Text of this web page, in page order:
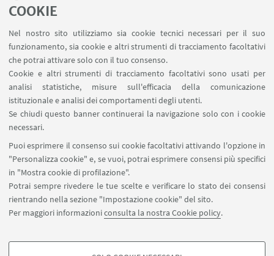
COOKIE
Nel nostro sito utilizziamo sia cookie tecnici necessari per il suo
funzionamento, sia cookie e altri strumenti di tracciamento facoltativi
che potrai attivare solo con il tuo consenso.
Cookie e altri strumenti di tracciamento facoltativi sono usati per
analisi statistiche, misure sull'efficacia della comunicazione
istituzionale e analisi dei comportamenti degli utenti.
Se chiudi questo banner continuerai la navigazione solo con i cookie
necessari.
Puoi esprimere il consenso sui cookie facoltativi attivando l'opzione in
"Personalizza cookie" e, se vuoi, potrai esprimere consensi più specifici
in "Mostra cookie di profilazione".
Potrai sempre rivedere le tue scelte e verificare lo stato dei consensi
rientrando nella sezione "Impostazione cookie" del sito.
Per maggiori informazioniconsulta la nostra Cookie policy.
La quota di partecipazione al Master è di euro 6.000
da corrispondersi in due rate rispettivamente da
euro 3.500 ed euro 2.500.
Numero partecipanti previsto: minimo 11 -
massimo 25
Scadenza bando:14 dicembre 2021
Immatricolazioni:
BANDO D'ISCRIZIONE
Scarica il bando [ .pdf 198Kb ]